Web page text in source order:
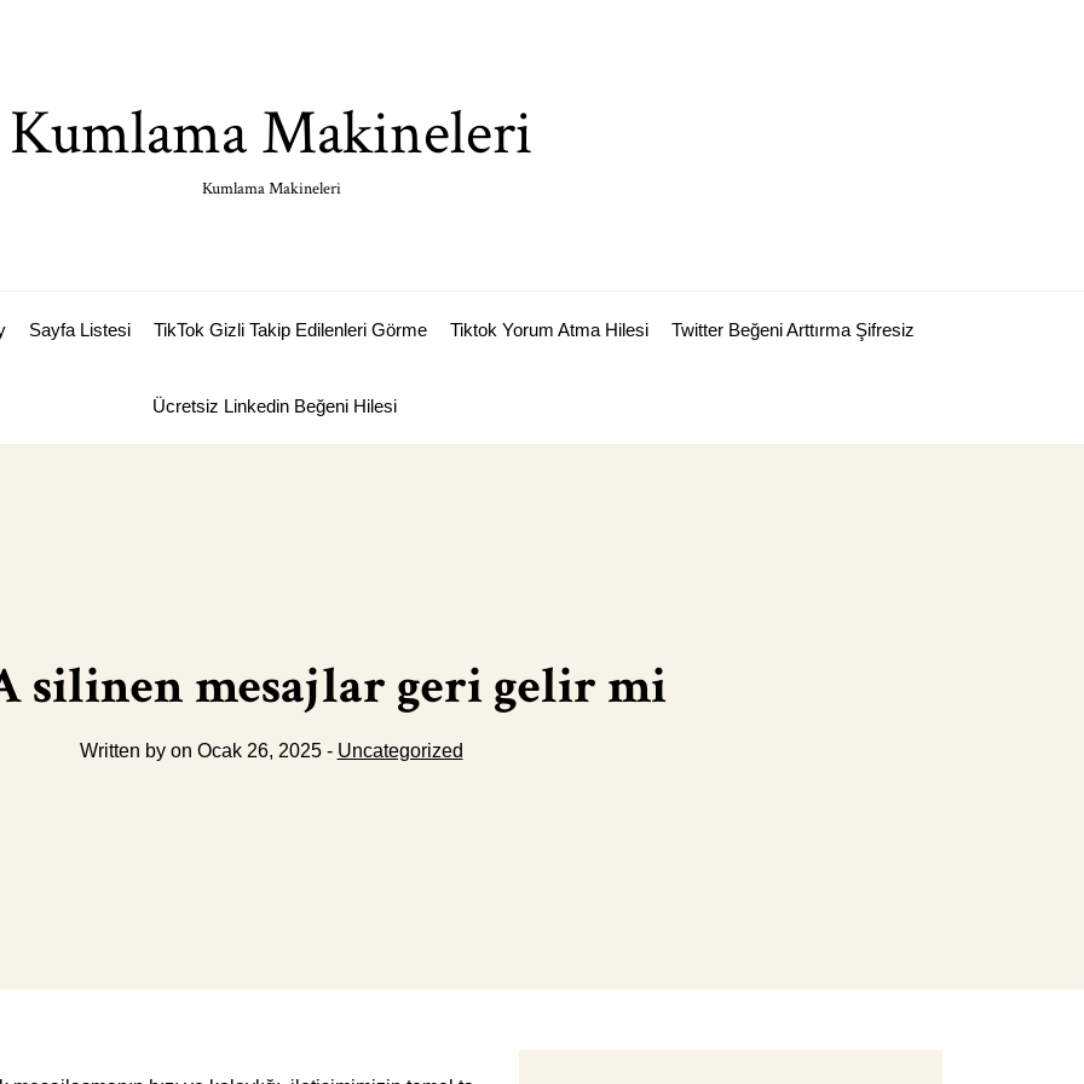
Kumlama Makineleri
Kumlama Makineleri
Sayfa Listesi TikTok Gizli Takip Edilenleri Görme Tiktok Yorum Atma Hilesi Twitter Beğeni Arttırma Şifresiz
Ücretsiz Linkedin Beğeni Hilesi
silinen mesajlar geri gelir mi
Written by on Ocak 26, 2025 - Uncategorized